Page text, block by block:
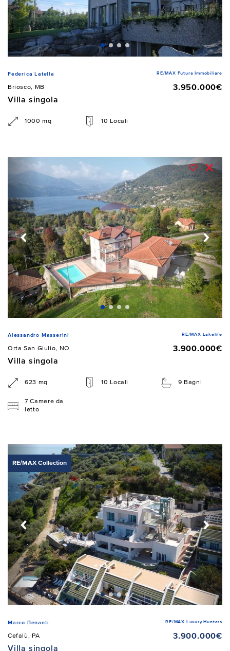
Federica Latella RE/MAX Futura Immobiliare
Briosco, MB
3.950.000€
Villa singola
1000 mq 10 Locali
Alessandro Masserini RE/MAX Lakelife
Orta San Giulio, NO
3.900.000€
Villa singola
623 mq 10 Locali 9 Bagni
7 Camere da
letto
RE/MAX Collection
Marco Benanti RE/MAX Luxury Hunters
Cefalù, PA
3.900.000€
Villa singola